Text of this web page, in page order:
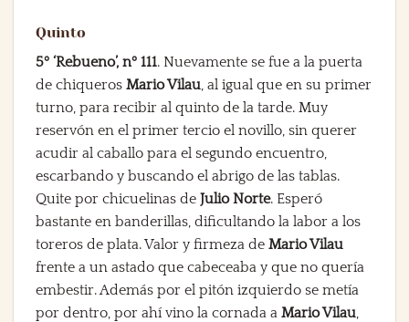
Quinto
5º ‘Rebueno’, nº 111. Nuevamente se fue a la puerta
de chiqueros Mario Vilau, al igual que en su primer
turno, para recibir al quinto de la tarde. Muy
reservón en el primer tercio el novillo, sin querer
acudir al caballo para el segundo encuentro,
escarbando y buscando el abrigo de las tablas.
Quite por chicuelinas de Julio Norte. Esperó
bastante en banderillas, dificultando la labor a los
toreros de plata. Valor y firmeza de Mario Vilau
frente a un astado que cabeceaba y que no quería
embestir. Además por el pitón izquierdo se metía
por dentro, por ahí vino la cornada a Mario Vilau,